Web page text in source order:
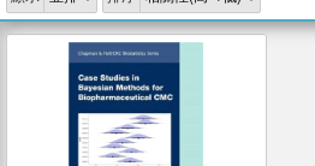
偉大的迷